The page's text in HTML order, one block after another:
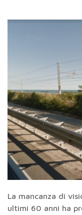
La mancanza di
ultimi 60 anni ha